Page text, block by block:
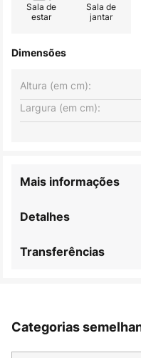
Sala de
estar
Sala de
jantar
Dimensões
Largura (em cm):
Altura (em cm):
Detalhes
Mais informações
Transferências
Categorias